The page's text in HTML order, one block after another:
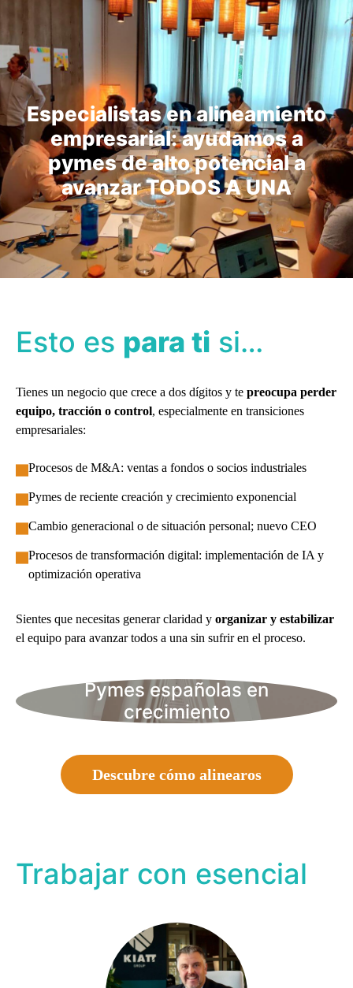
Especialistas en alineamiento
empresarial: ayudamos a
pymes de alto potencial a
avanzar TODOS A UNA
Esto es para ti si…
Tienes un negocio que crece a dos dígitos y te preocupa perder
equipo, tracción o control, especialmente en transiciones
empresariales:
Procesos de M&A: ventas a fondos o socios industriales
Pymes de reciente creación y crecimiento exponencial
Cambio generacional o de situación personal; nuevo CEO
Procesos de transformación digital: implementación de IA y
optimización operativa
Sientes que necesitas generar claridad y organizar y estabilizar
el equipo para avanzar todos a una sin sufrir en el proceso.
Pymes españolas en
crecimiento
Descubre cómo alinearos
Trabajar con esencial